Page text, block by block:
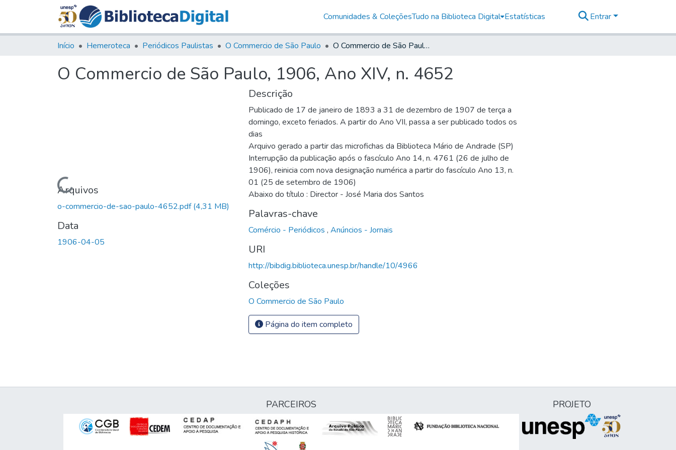
Comunidades & ColeçõesTudo na Biblioteca Digital Estatísticas Entrar
Início Hemeroteca Periódicos Paulistas O Commercio de São Paulo O Commercio de São Paulo, 1906, Ano XIV, n. 4652
O Commercio de São Paulo, 1906, Ano XIV, n. 4652
Carregando...
Arquivos
o-commercio-de-sao-paulo-4652.pdf(4,31 MB)
Data
1906-04-05
Descrição
Publicado de 17 de janeiro de 1893 a 31 de dezembro de 1907 de terça a
domingo, exceto feriados. A partir do Ano VII, passa a ser publicado todos os
dias
Arquivo gerado a partir das microfichas da Biblioteca Mário de Andrade (SP)
Interrupção da publicação após o fascículo Ano 14, n. 4761 (26 de julho de
1906), reinicia com nova designação numérica a partir do fascículo Ano 13, n.
01 (25 de setembro de 1906)
Abaixo do título : Director - José Maria dos Santos
Palavras-chave
Comércio - Periódicos , Anúncios - Jornais
URI
http://bibdig.biblioteca.unesp.br/handle/10/4966
Coleções
O Commercio de São Paulo
Página do item completo
PARCEIROS PROJETO